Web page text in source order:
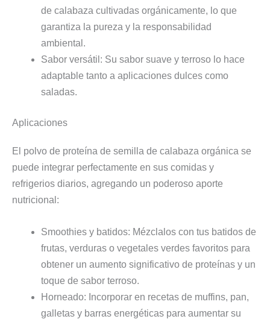
de calabaza cultivadas orgánicamente, lo que
garantiza la pureza y la responsabilidad
ambiental.
Sabor versátil: Su sabor suave y terroso lo hace
adaptable tanto a aplicaciones dulces como
saladas.
Aplicaciones
El polvo de proteína de semilla de calabaza orgánica se
puede integrar perfectamente en sus comidas y
refrigerios diarios, agregando un poderoso aporte
nutricional:
Smoothies y batidos: Mézclalos con tus batidos de
frutas, verduras o vegetales verdes favoritos para
obtener un aumento significativo de proteínas y un
toque de sabor terroso.
Horneado: Incorporar en recetas de muffins, pan,
galletas y barras energéticas para aumentar su